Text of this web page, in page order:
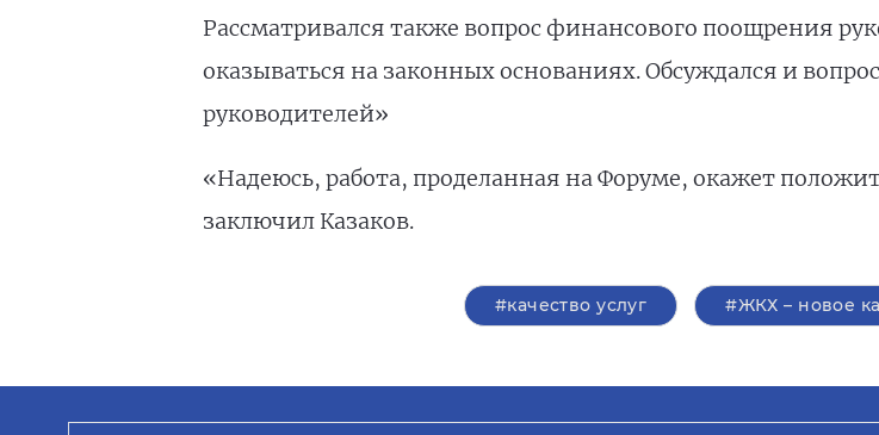
Рассматривался также вопрос финансового поощрения
оказываться на законных основаниях. Обсуждался и
руководителей»
«Надеюсь, работа, проделанная на Форуме, окажет
заключил Казаков.
#качество услуг #ЖКХ – новое